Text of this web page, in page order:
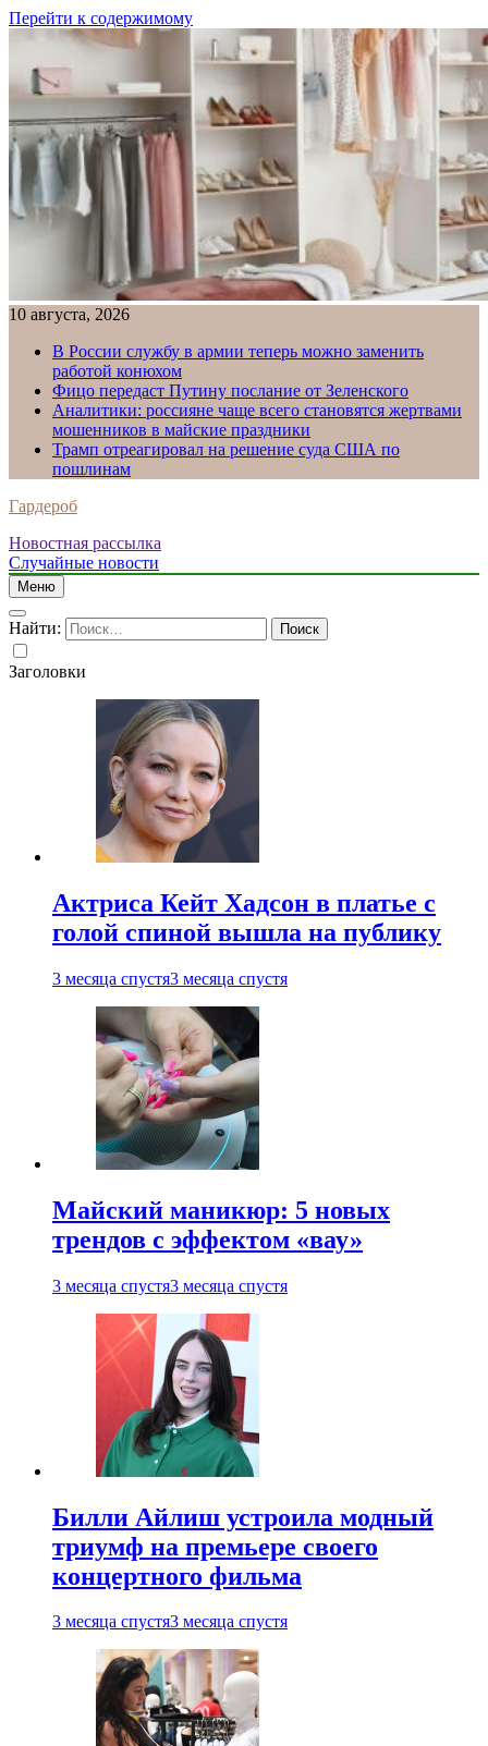
Перейти к содержимому
10 августа, 2026
В России службу в армии теперь можно заменить
работой конюхом
Фицо передаст Путину послание от Зеленского
Аналитики: россияне чаще всего становятся жертвами
мошенников в майские праздники
Трамп отреагировал на решение суда США по
пошлинам
Гардероб
Новостная рассылка
Случайные новости
Меню
Найти:
Заголовки
Актриса Кейт Хадсон в платье с
голой спиной вышла на публику
3 месяца спустя3 месяца спустя
Майский маникюр: 5 новых
трендов с эффектом «вау»
3 месяца спустя3 месяца спустя
Билли Айлиш устроила модный
триумф на премьере своего
концертного фильма
3 месяца спустя3 месяца спустя